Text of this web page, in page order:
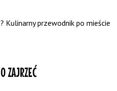
Kulinarny przewodnik po mieście
ZAJRZEĆ